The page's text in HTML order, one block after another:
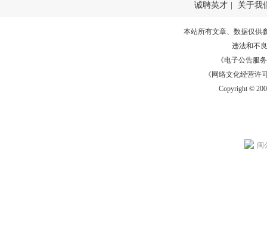
诚聘英才 关于我
本站所有文章、数据仅供
违法和不
《电子公告服务
《网络文化经营许
Copyright ©
闽